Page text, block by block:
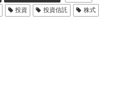
投資 投資信託 株式